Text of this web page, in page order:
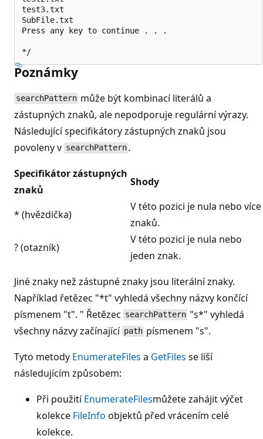
test3.txt
SubFile.txt
Press any key to continue . . .
Poznámky
searchPattern může být kombinací literálů a
zástupných znaků, ale nepodporuje regulární výrazy.
Následující specifikátory zástupných znaků jsou
povoleny v searchPattern .
Specifikátor zástupných
znaků
Shody
* (hvězdička)
V této pozici je nula nebo více
znaků.
? (otazník)
V této pozici je nula nebo
jeden znak.
Jiné znaky než zástupné znaky jsou literální znaky.
Například řetězec "*t" vyhledá všechny názvy končící
písmenem "t". " Řetězec searchPattern "s*" vyhledá
všechny názvy začínající path písmenem "s".
Tyto metody EnumerateFiles a GetFiles se liší
následujícím způsobem:
Při použitíEnumerateFilesmůžete zahájit výčet
kolekce FileInfo objektů před vrácením celé
kolekce.